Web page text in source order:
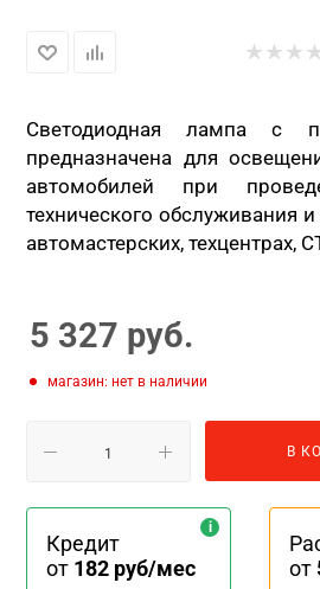
Светодиодная лампа с
предназначена для
автомобилей при
технического обслуживания
автомастерских, техцентрах,
5 327 руб.
Магазин: нет в наличии
В
Кредит
от 182 руб/мес
от